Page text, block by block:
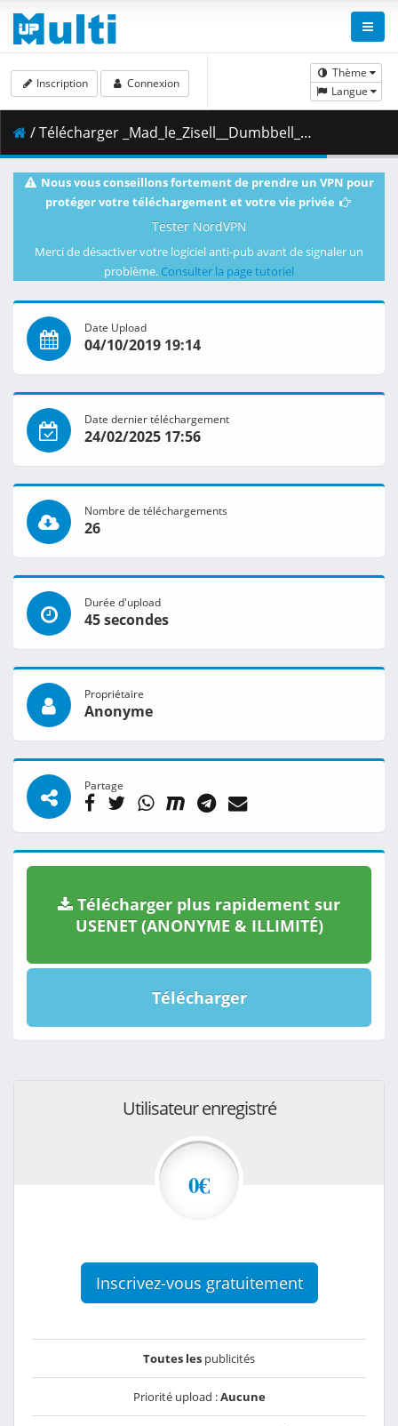
Thème
Langue
Inscription Connexion
/ Télécharger _Mad_le_Zisell__Dumbbell_Nan_Kilo_Moteru_-_05__720p_.mkv.001 ( 301.85 MB )
Nous vous conseillons fortement de prendre un VPN pour
protéger votre téléchargement et votre vie privée
Tester NordVPN
Merci de désactiver votre logiciel anti-pub avant de signaler un
problème. Consulter la page tutoriel
Date Upload
04/10/2019 19:14
Date dernier téléchargement
24/02/2025 17:56
Nombre de téléchargements
26
Durée d'upload
45 secondes
Propriétaire
Anonyme
Partage
Télécharger plus rapidement sur
USENET (ANONYME & ILLIMITÉ)
Télécharger
Utilisateur enregistré
0€
Inscrivez-vous gratuitement
Toutes les publicités
Priorité upload :Aucune